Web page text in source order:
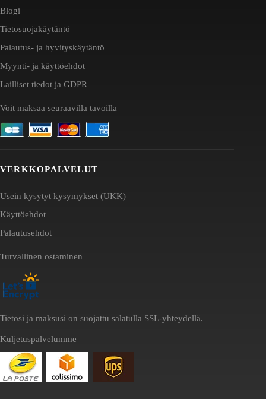
Blogi
Tietosuojakäytäntö
Palautus- ja hyvityskäytäntö
Myynti- ja käyttöehdot
Lailliset tiedot ja GDPR
Voit maksaa seuraavilla tavoilla
VERKKOPALVELUT
Usein kysytyt kysymykset (UKK)
Käyttöehdot
Palautusehdot
Turvallinen ostaminen
Tietosi ja maksusi on suojattu salatulla SSL-yhteydellä.
Kuljetuspalvelumme